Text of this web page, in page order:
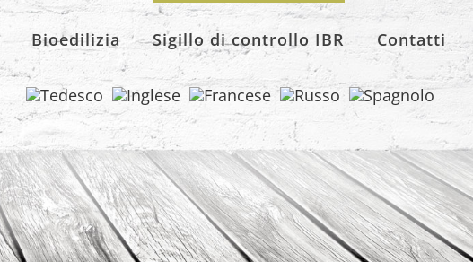
Bioedilizia Sigillo di controllo IBR Contatti